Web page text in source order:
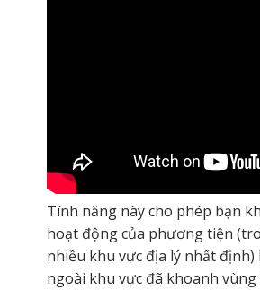
Tính năng này cho phép bạn
hoạt động của phương tiện
nhiều khu vực địa lý nhất định)
ngoài khu vực đã khoanh